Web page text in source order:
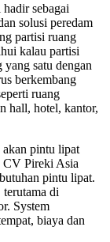
sebagai
solusi peredam
partisi ruang
kalau partisi
yang satu dengan
berkembang
ruang
hall, hotel, kantor,
pintu lipat
CV Pireki Asia
pintu lipat.
di
System
biaya dan